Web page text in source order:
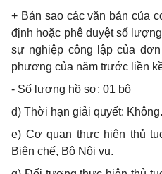
+ Bản sao các văn bản của
định hoặc phê duyệt số
sự nghiệp công lập của
phương của năm trước liền
- Số lượng hồ sơ: 01 bộ
d) Thời hạn giải quyết: Không.
e) Cơ quan thực hiện thủ
Biên chế, Bộ Nội vụ.